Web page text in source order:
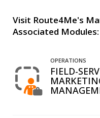
Visit Route4Me's
Associated Modules:
OPERATIONS
FIELD-